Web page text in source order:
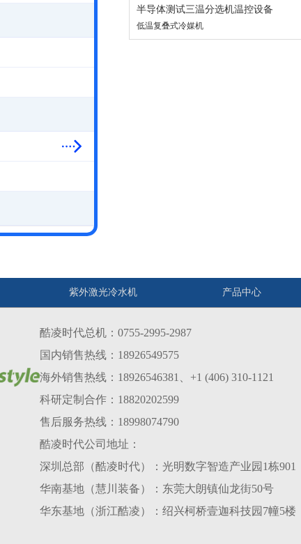
半导体测试三温分选机温控设备
低温复叠式冷媒机
紫外激光冷水机 产品中心
酷凌时代总机：0755-2995-2987
国内销售热线：18926549575
海外销售热线：18926546381、+1 (406) 310-1121
科研定制合作：18820202599
售后服务热线：18998074790
酷凌时代公司地址：
深圳总部（酷凌时代）：光明数字智造产业园1栋901
华南基地（慧川装备）：东莞大朗镇仙龙街50号
华东基地（浙江酷凌）：绍兴柯桥壹迦科技园7幢5楼